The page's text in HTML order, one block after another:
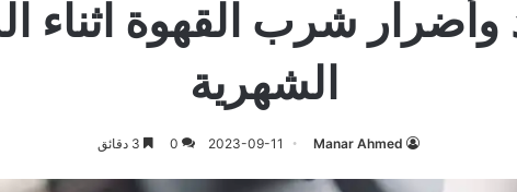
وأضرار شرب القهوة اثناء
الشهرية
Manar Ahmed
2023-09-11
0